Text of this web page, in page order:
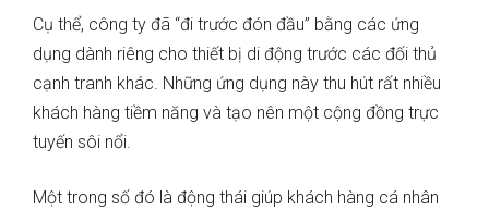
Cụ thể, công ty đã “đi trước đón đầu” bằng các ứng
dụng dành riêng cho thiết bị di động trước các đối thủ
cạnh tranh khác. Những ứng dụng này thu hút rất nhiều
khách hàng tiềm năng và tạo nên một cộng đồng trực
tuyến sôi nổi.
Một trong số đó là động thái giúp khách hàng cá nhân